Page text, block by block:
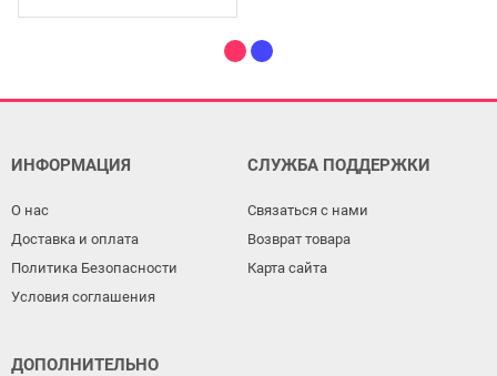
ИНФОРМАЦИЯ
О нас
Доставка и оплата
Политика Безопасности
Условия соглашения
СЛУЖБА ПОДДЕРЖКИ
Связаться с нами
Возврат товара
Карта сайта
ДОПОЛНИТЕЛЬНО